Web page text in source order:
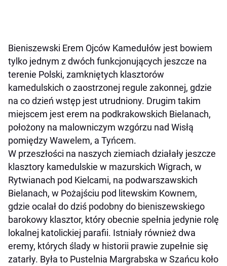
Bieniszewski Erem Ojców Kamedułów jest bowiem
tylko jednym z dwóch funkcjonujących jeszcze na
terenie Polski, zamkniętych klasztorów
kamedulskich o zaostrzonej regule zakonnej, gdzie
na co dzień wstęp jest utrudniony. Drugim takim
miejscem jest erem na podkrakowskich Bielanach,
położony na malowniczym wzgórzu nad Wisłą
pomiędzy Wawelem, a Tyńcem.
W przeszłości na naszych ziemiach działały jeszcze
klasztory kamedulskie w mazurskich Wigrach, w
Rytwianach pod Kielcami, na podwarszawskich
Bielanach, w Pożajściu pod litewskim Kownem,
gdzie ocalał do dziś podobny do bieniszewskiego
barokowy klasztor, który obecnie spełnia jedynie rolę
lokalnej katolickiej parafii. Istniały również dwa
eremy, których ślady w historii prawie zupełnie się
zatarły. Była to Pustelnia Margrabska w Szańcu koło